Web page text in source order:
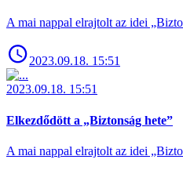
A mai nappal elrajtolt az idei
2023.09.18. 15:51
2023.09.18. 15:51
Elkezdődött a „Biztonság hete”
A mai nappal elrajtolt az idei